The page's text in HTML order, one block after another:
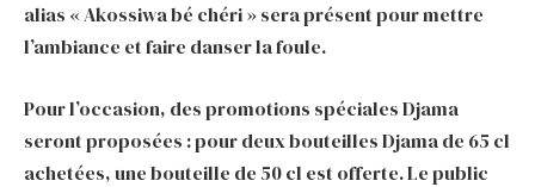
alias « Akossiwa bé chéri » sera présent pour mettre
l’ambiance et faire danser la foule.
Pour l’occasion, des promotions spéciales Djama
seront proposées : pour deux bouteilles Djama de 65 cl
achetées, une bouteille de 50 cl est offerte. Le public